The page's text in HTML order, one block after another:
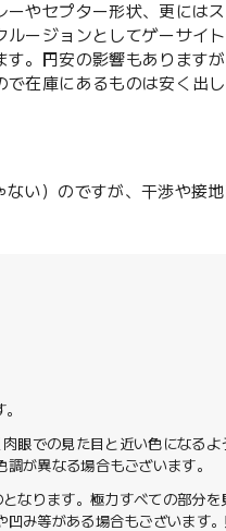
やセプター形状、更には
ージョンとしてゲーサイ
。円安の影響もあります
在庫にあるものは安く出し
い）のですが、干渉や接
眼での見た目と近い色になるよ
が異なる場合もございます。
なります。極力すべての部分を
凹み等がある場合もございます